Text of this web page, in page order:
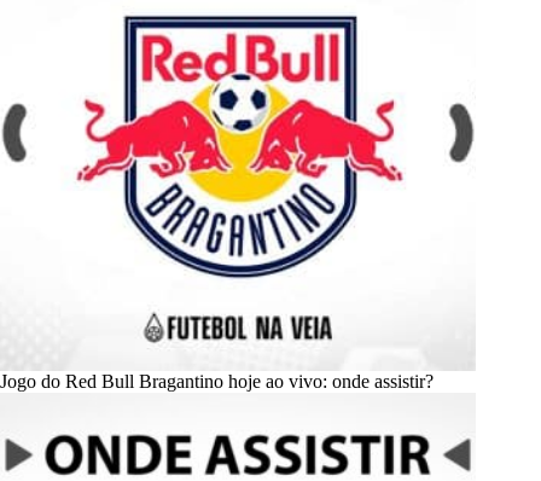
Jogo do Red Bull Bragantino hoje ao vivo: onde assistir?